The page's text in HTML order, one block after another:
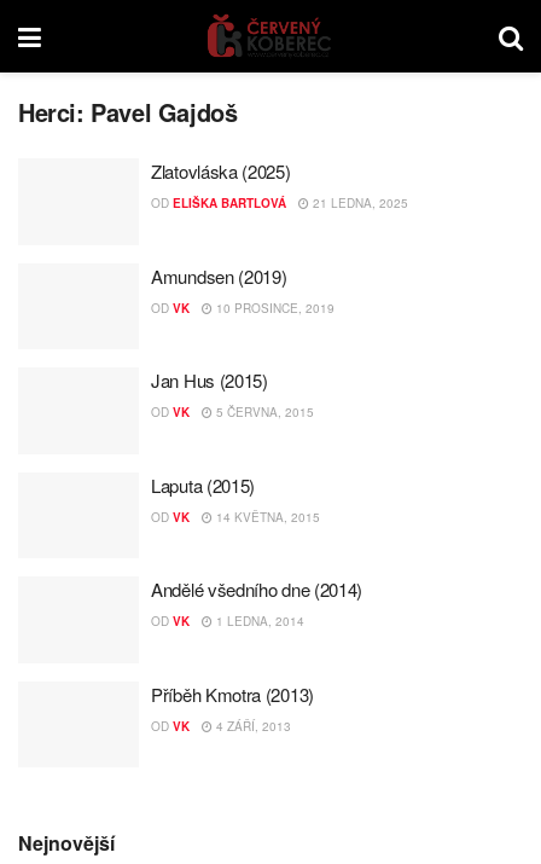
Herci: Pavel Gajdoš
Zlatovláska (2025)
OD ELIŠKA BARTLOVÁ 21 LEDNA, 2025
Amundsen (2019)
OD VK 10 PROSINCE, 2019
Jan Hus (2015)
OD VK 5 ČERVNA, 2015
Laputa (2015)
OD VK 14 KVĚTNA, 2015
Andělé všedního dne (2014)
OD VK 1 LEDNA, 2014
Příběh Kmotra (2013)
OD VK 4 ZÁŘÍ, 2013
Nejnovější